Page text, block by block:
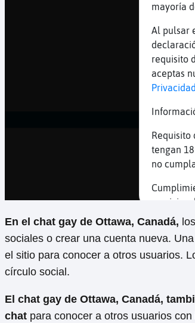
En el chat gay de Ottawa, Canadá,
sociales o crear una cuenta nueva.
el sitio para conocer a otros usuarios.
círculo social.
El chat gay de Ottawa, Canadá,
chat para conocer a otros usuarios